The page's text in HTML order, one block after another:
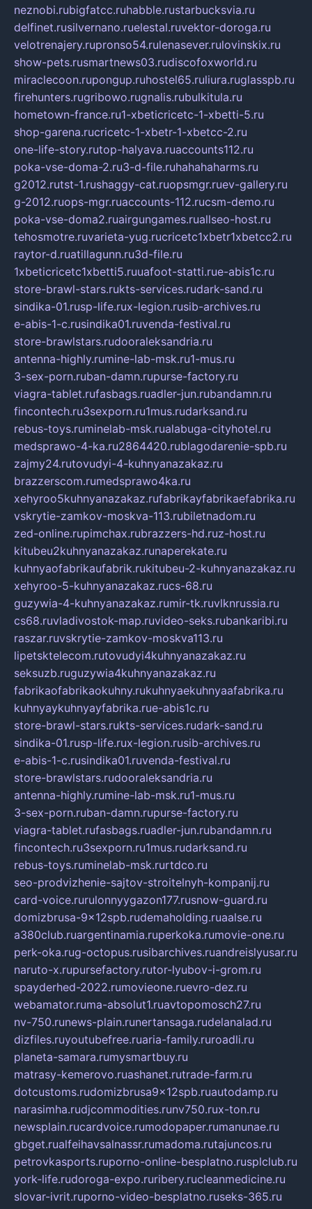
neznobi.rubigfatcc.ruhabble.rustarbucksvia.ru
delfinet.rusilvernano.ruelestal.ruvektor-doroga.ru
velotrenajery.rupronso54.rulenasever.rulovinskix.ru
show-pets.rusmartnews03.rudiscofoxworld.ru
miraclecoon.rupongup.ruhostel65.ruliura.ruglasspb.ru
firehunters.rugribowo.rugnalis.rubulkitula.ru
hometown-france.ru1-xbeticricetc-1-xbetti-5.ru
shop-garena.rucricetc-1-xbetr-1-xbetcc-2.ru
one-life-story.rutop-halyava.ruaccounts112.ru
poka-vse-doma-2.ru3-d-file.ruhahahaharms.ru
g2012.rutst-1.rushaggy-cat.ruopsmgr.ruev-gallery.ru
g-2012.ruops-mgr.ruaccounts-112.rucsm-demo.ru
poka-vse-doma2.ruairgungames.ruallseo-host.ru
tehosmotre.ruvarieta-yug.rucricetc1xbetr1xbetcc2.ru
raytor-d.ruatillagunn.ru3d-file.ru
1xbeticricetc1xbetti5.ruuafoot-statti.rue-abis1c.ru
store-brawl-stars.rukts-services.rudark-sand.ru
sindika-01.rusp-life.rux-legion.rusib-archives.ru
e-abis-1-c.rusindika01.ruvenda-festival.ru
store-brawlstars.rudooraleksandria.ru
antenna-highly.rumine-lab-msk.ru1-mus.ru
3-sex-porn.ruban-damn.rupurse-factory.ru
viagra-tablet.rufasbags.ruadler-jun.rubandamn.ru
fincontech.ru3sexporn.ru1mus.rudarksand.ru
rebus-toys.ruminelab-msk.rualabuga-cityhotel.ru
medsprawo-4-ka.ru2864420.rublagodarenie-spb.ru
zajmy24.rutovudyi-4-kuhnyanazakaz.ru
brazzerscom.rumedsprawo4ka.ru
xehyroo5kuhnyanazakaz.rufabrikayfabrikaefabrika.ru
vskrytie-zamkov-moskva-113.rubiletnadom.ru
zed-online.rupimchax.rubrazzers-hd.ruz-host.ru
kitubeu2kuhnyanazakaz.runaperekate.ru
kuhnyaofabrikaufabrik.rukitubeu-2-kuhnyanazakaz.ru
xehyroo-5-kuhnyanazakaz.rucs-68.ru
guzywia-4-kuhnyanazakaz.rumir-tk.ruvlknrussia.ru
cs68.ruvladivostok-map.ruvideo-seks.rubankaribi.ru
raszar.ruvskrytie-zamkov-moskva113.ru
lipetsktelecom.rutovudyi4kuhnyanazakaz.ru
seksuzb.ruguzywia4kuhnyanazakaz.ru
fabrikaofabrikaokuhny.rukuhnyaekuhnyaafabrika.ru
kuhnyaykuhnyayfabrika.rue-abis1c.ru
store-brawl-stars.rukts-services.rudark-sand.ru
sindika-01.rusp-life.rux-legion.rusib-archives.ru
e-abis-1-c.rusindika01.ruvenda-festival.ru
store-brawlstars.rudooraleksandria.ru
antenna-highly.rumine-lab-msk.ru1-mus.ru
3-sex-porn.ruban-damn.rupurse-factory.ru
viagra-tablet.rufasbags.ruadler-jun.rubandamn.ru
fincontech.ru3sexporn.ru1mus.rudarksand.ru
rebus-toys.ruminelab-msk.rurtdco.ru
seo-prodvizhenie-sajtov-stroitelnyh-kompanij.ru
card-voice.rurulonnyygazon177.rusnow-guard.ru
domizbrusa-9x12spb.rudemaholding.ruaalse.ru
a380club.ruargentinamia.ruperkoka.rumovie-one.ru
perk-oka.rug-octopus.rusibarchives.ruandreislyusar.ru
naruto-x.rupursefactory.rutor-lyubov-i-grom.ru
spayderhed-2022.rumovieone.ruevro-dez.ru
webamator.ruma-absolut1.ruavtopomosch27.ru
nv-750.runews-plain.runertansaga.rudelanalad.ru
dizfiles.ruyoutubefree.ruaria-family.ruroadli.ru
planeta-samara.rumysmartbuy.ru
matrasy-kemerovo.ruashanet.rutrade-farm.ru
dotcustoms.rudomizbrusa9x12spb.ruautodamp.ru
narasimha.rudjcommodities.runv750.rux-ton.ru
newsplain.rucardvoice.rumodopaper.rumanunae.ru
gbget.rualfeihavsalnassr.rumadoma.rutajuncos.ru
petrovkasports.ruporno-online-besplatno.rusplclub.ru
york-life.rudoroga-expo.ruribery.rucleanmedicine.ru
slovar-ivrit.ruporno-video-besplatno.ruseks-365.ru